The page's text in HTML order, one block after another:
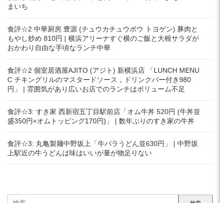
まいち
食評☆2 中華厨房 豊源 (チュウカチュウボウ トヨゲン) 豚肉と
もやし炒め 810円 | 横浜アリーナすぐ横のご飯と大根サラダが
おかわり自由な手頃なランチ中華
食評☆2 個室居酒屋AJITO (アジト) 新横浜店 「LUNCH MENU
C チキングリルのマスタードソース，ドリンクバー付き980
円」 | 雰囲気があり広いお店でのランチはボリューム不足
食評☆3: すき家 西新宿五丁目駅前店「オム牛丼 520円 (牛丼並
盛350円+オムトッピング170円)」 | 数年ぶりのすき家の牛丼
食評☆3: 丸亀製麺中野坂上「牛バラうどん並630円」 | 中野坂
上駅近の牛うどんは味はいいが量が物足りない